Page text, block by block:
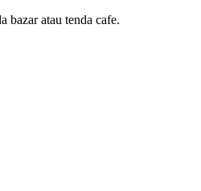
bazar atau tenda cafe.